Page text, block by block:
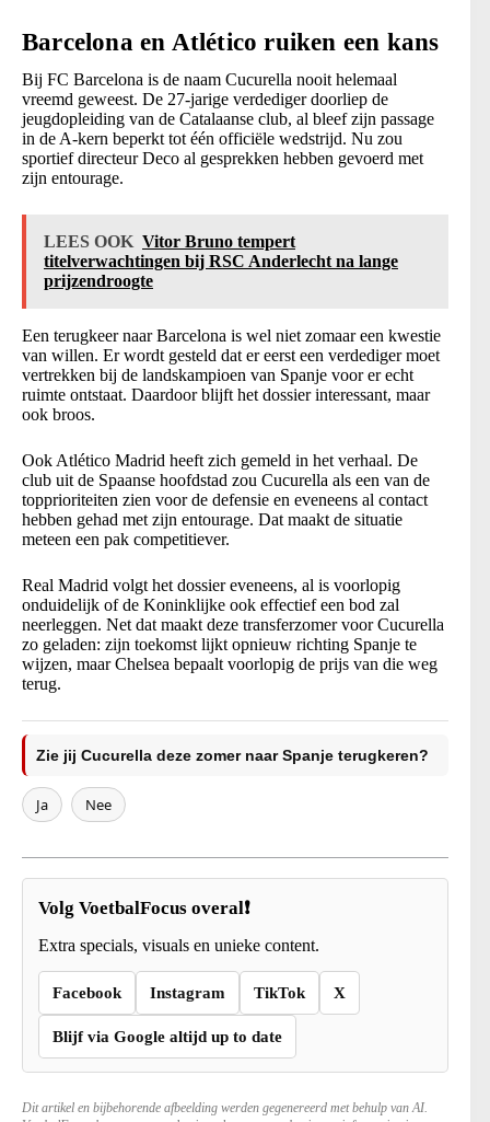
Barcelona en Atlético ruiken een kans
Bij FC Barcelona is de naam Cucurella nooit helemaal
vreemd geweest. De 27-jarige verdediger doorliep de
jeugdopleiding van de Catalaanse club, al bleef zijn passage
in de A-kern beperkt tot één officiële wedstrijd. Nu zou
sportief directeur Deco al gesprekken hebben gevoerd met
zijn entourage.
LEES OOK Vitor Bruno tempert
titelverwachtingen bij RSC Anderlecht na lange
prijzendroogte
Een terugkeer naar Barcelona is wel niet zomaar een kwestie
van willen. Er wordt gesteld dat er eerst een verdediger moet
vertrekken bij de landskampioen van Spanje voor er echt
ruimte ontstaat. Daardoor blijft het dossier interessant, maar
ook broos.
Ook Atlético Madrid heeft zich gemeld in het verhaal. De
club uit de Spaanse hoofdstad zou Cucurella als een van de
topprioriteiten zien voor de defensie en eveneens al contact
hebben gehad met zijn entourage. Dat maakt de situatie
meteen een pak competitiever.
Real Madrid volgt het dossier eveneens, al is voorlopig
onduidelijk of de Koninklijke ook effectief een bod zal
neerleggen. Net dat maakt deze transferzomer voor Cucurella
zo geladen: zijn toekomst lijkt opnieuw richting Spanje te
wijzen, maar Chelsea bepaalt voorlopig de prijs van die weg
terug.
Zie jij Cucurella deze zomer naar Spanje terugkeren?
Ja Nee
Volg VoetbalFocus overal❗
Extra specials, visuals en unieke content.
Facebook Instagram TikTok X
Blijf via Google altijd up to date
Dit artikel en bijbehorende afbeelding werden gegenereerd met behulp van AI.